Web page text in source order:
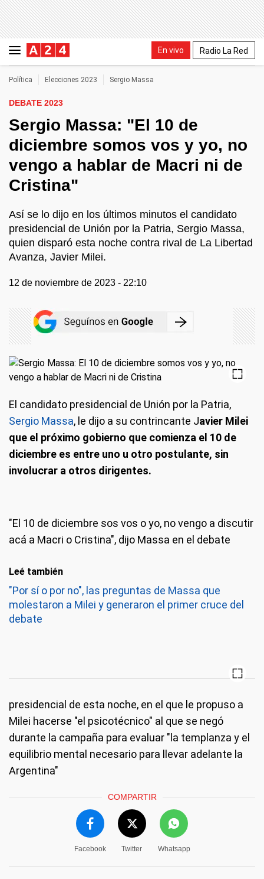
En vivo Radio La Red
Política Elecciones 2023 Sergio Massa
DEBATE 2023
Sergio Massa: "El 10 de
diciembre somos vos y yo, no
vengo a hablar de Macri ni de
Cristina"
Así se lo dijo en los últimos minutos el candidato
presidencial de Unión por la Patria, Sergio Massa,
quien disparó esta noche contra rival de La Libertad
Avanza, Javier Milei.
12 de noviembre de 2023 - 22:10
El candidato presidencial de Unión por la Patria,
Sergio Massa, le dijo a su contrincante Javier Milei
que el próximo gobierno que comienza el 10 de
diciembre es entre uno u otro postulante, sin
involucrar a otros dirigentes.
"El 10 de diciembre sos vos o yo, no vengo a discutir
acá a Macri o Cristina", dijo Massa en el debate
Leé también
"Por sí o por no", las preguntas de Massa que
molestaron a Milei y generaron el primer cruce del
debate
presidencial de esta noche, en el que le propuso a
Milei hacerse "el psicotécnico" al que se negó
durante la campaña para evaluar "la templanza y el
equilibrio mental necesario para llevar adelante la
Argentina"
COMPARTIR
Facebook Twitter Whatsapp